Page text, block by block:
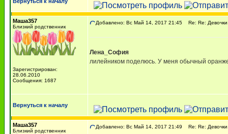
Маша357
Близкий родственник
Зарегистрирован:
28.06.2010
Сообщения: 1687
Добавлено: Вс Май 14, 2017 21:45 Re: Re:
Лена_София
лилейником поделюсь. У меня обычный
Вернуться к началу
Маша357
Близкий родственник
Добавлено: Вс Май 14, 2017 21:49 Re: Re: